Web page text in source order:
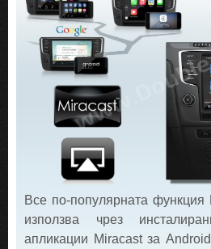
Все по-популярната
използва чрез
апликации Miracast за